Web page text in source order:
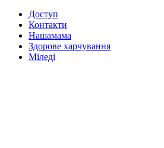
Доступ
Контакти
Нашамама
Здорове харчування
Міледі